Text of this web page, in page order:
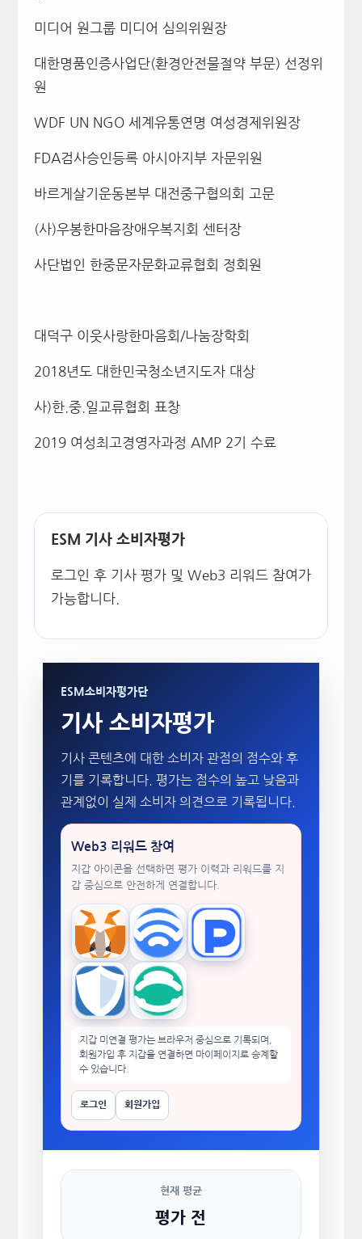
미디어 원그룹 미디어 심의위원장
대한명품인증사업단(환경안전물절약 부문) 선정위
원
WDF UN NGO 세계유통연명 여성경제위원장
FDA검사승인등록 아시아지부 자문위원
바르게살기운동본부 대전중구협의회 고문
(사)우봉한마음장애우복지회 센터장
사단법인 한중문자문화교류협회 정회원
대덕구 이웃사랑한마음회 /나눔장학회
2018년도 대한민국청소년지도자 대상
사)한. 중. 일교류협회 표창
2019 여성최고경영자과정 AMP 2기 수료
ESM 기사 소비자평가
로그인 후 기사 평가 및 Web3 리워드 참여가
가능합니다.
ESM소비자평가단
기사 소비자평가
기사 콘텐츠에 대한 소비자 관점의 점수와 후
기를 기록합니다. 평가는 점수의 높고 낮음과
관계없이 실제 소비자 의견으로 기록됩니다.
Web3 리워드 참여
지갑 아이콘을 선택하면 평가 이력과 리워드를 지
갑 중심으로 안전하게 연결합니다.
MetaMask WalletConnectTokenPocket
Trust Wallet imToken
지갑 미연결 평가는 브라우저 중심으로 기록되며,
회원가입 후 지갑을 연결하면 마이페이지로 승계할
수 있습니다.
로그인 회원가입
현재 평균
평가 전